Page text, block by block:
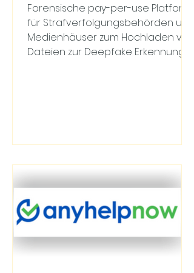
Forensische pay-per-use Platform
für Strafverfolgungsbehörden und
Medienhäuser zum Hochladen von
Dateien zur Deepfake Erkennung.